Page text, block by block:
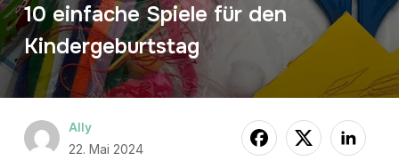
10 einfache Spiele für den
Kindergeburtstag
Ally
22. Mai 2024